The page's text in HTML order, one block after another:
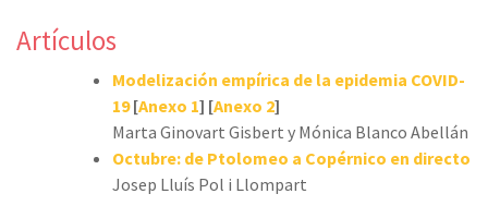
Artículos
Modelización empírica de la epidemia COVID-
19[Anexo 1] [Anexo 2]
Marta Ginovart Gisbert y Mónica Blanco Abellán
Octubre: de Ptolomeo a Copérnico en directo
Josep Lluís Pol i Llompart